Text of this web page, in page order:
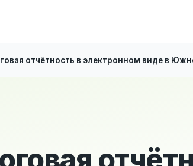
отчётность в электронном виде в